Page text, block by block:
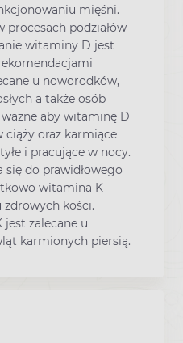
mięśni.
procesach podziałów
witaminy D jest
u noworodków,
a także osób
aby witaminę D
ciąży oraz karmiące
i pracujące w nocy.
do prawidłowego
witamina K
kości.
zalecane u
karmionych piersią.